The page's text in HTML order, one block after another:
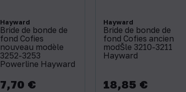
Hayward
Bride de bonde de
fond Cofies
nouveau modèle
3252-3253
Powerline Hayward
Prix
7,70 €
Hayward
Bride de bonde de
fond Cofies ancien
modŠle 3210-3211
Hayward
Prix
18,85 €